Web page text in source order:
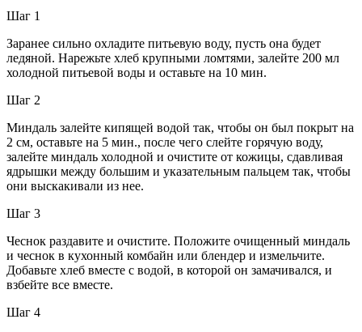
Шаг 1
Заранее сильно охладите питьевую воду, пусть она будет
ледяной. Нарежьте хлеб крупными ломтями, залейте 200 мл
холодной питьевой воды и оставьте на 10 мин.
Шаг 2
Миндаль залейте кипящей водой так, чтобы он был покрыт на
2 см, оставьте на 5 мин., после чего слейте горячую воду,
залейте миндаль холодной и очистите от кожицы, сдавливая
ядрышки между большим и указательным пальцем так, чтобы
они выскакивали из нее.
Шаг 3
Чеснок раздавите и очистите. Положите очищенный миндаль
и чеснок в кухонный комбайн или блендер и измельчите.
Добавьте хлеб вместе с водой, в которой он замачивался, и
взбейте все вместе.
Шаг 4